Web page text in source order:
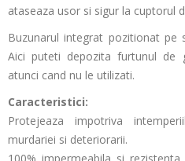
ataseaza usor si sigur la cuptorul
Buzunarul integrat pozitionat pe
Aici puteti depozita furtunul de
atunci cand nu le utilizati.
Caracteristici:
Protejeaza impotriva
murdariei si deteriorarii.